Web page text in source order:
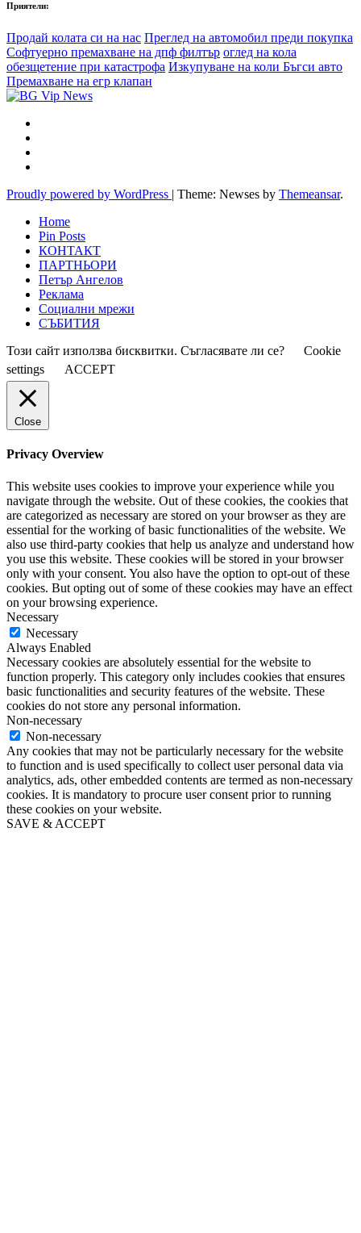
Приятели:
Продай колата си на нас Преглед на автомобил преди покупка
Софтуерно премахване на дпф филтър оглед на кола
обезщетение при катастрофа Изкупуване на коли Бъгси авто
Премахване на егр клапан
Proudly powered by WordPress | Theme: Newses by Themeansar.
Home
Pin Posts
КОНТАКТ
ПАРТНЬОРИ
Петър Ангелов
Реклама
Социални мрежи
СЪБИТИЯ
Този сайт използва бисквитки. Съгласявате ли се?
Cookie
settings
ACCEPT
Close
Privacy Overview
This website uses cookies to improve your experience while you
navigate through the website. Out of these cookies, the cookies that
are categorized as necessary are stored on your browser as they are
essential for the working of basic functionalities of the website. We
also use third-party cookies that help us analyze and understand how
you use this website. These cookies will be stored in your browser
only with your consent. You also have the option to opt-out of these
cookies. But opting out of some of these cookies may have an effect
on your browsing experience.
Necessary
Necessary
Always Enabled
Necessary cookies are absolutely essential for the website to
function properly. This category only includes cookies that ensures
basic functionalities and security features of the website. These
cookies do not store any personal information.
Non-necessary
Non-necessary
Any cookies that may not be particularly necessary for the website
to function and is used specifically to collect user personal data via
analytics, ads, other embedded contents are termed as non-necessary
cookies. It is mandatory to procure user consent prior to running
these cookies on your website.
SAVE & ACCEPT